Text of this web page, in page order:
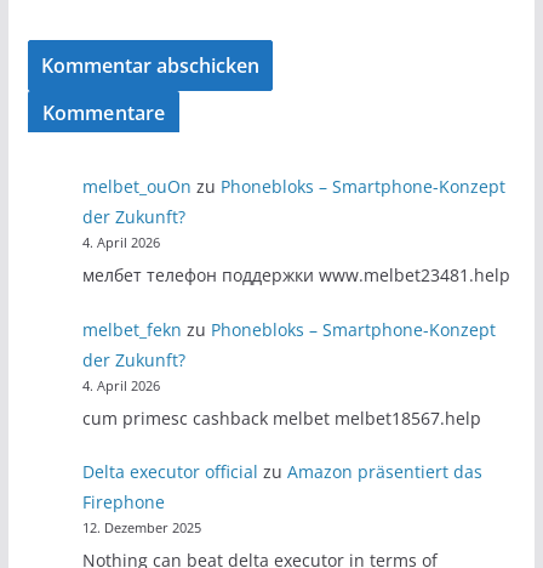
Kommentare
melbet_ouOn zu Phonebloks – Smartphone-Konzept
der Zukunft?
4. April 2026
мелбет телефон поддержки www.melbet23481.help
melbet_fekn zu Phonebloks – Smartphone-Konzept
der Zukunft?
4. April 2026
cum primesc cashback melbet melbet18567.help
Delta executor official zuAmazon präsentiert das
Firephone
12. Dezember 2025
Nothing can beat delta executor in terms of